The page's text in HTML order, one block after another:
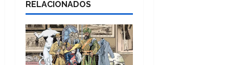
RELACIONADOS